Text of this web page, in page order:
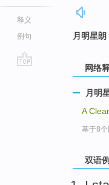
释义
例句
月明星朗
网络
月明
A
基于8
双语